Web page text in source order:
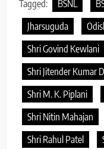
Tagged: BSNL
Jharsuguda
Shri Govind Kewlani
Shri Jitender Kumar
Shri M. K. Piplani
Shri Nitin Mahajan
Shri Rahul Patel